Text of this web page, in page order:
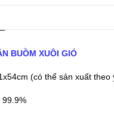
BUỒM XUÔI GIÓ
(có thể sản xuất theo
99.9%